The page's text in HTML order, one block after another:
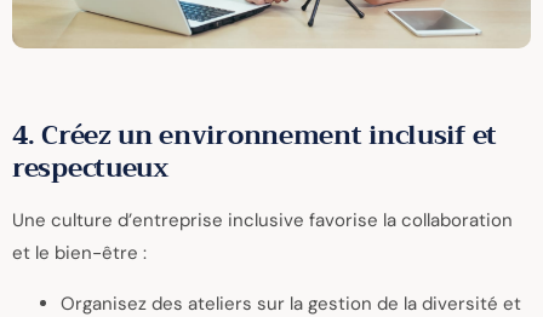
4. Créez un environnement inclusif et
respectueux
Une culture d’entreprise inclusive favorise la collaboration
et le bien-être :
Organisez des ateliers sur la gestion de la diversité et